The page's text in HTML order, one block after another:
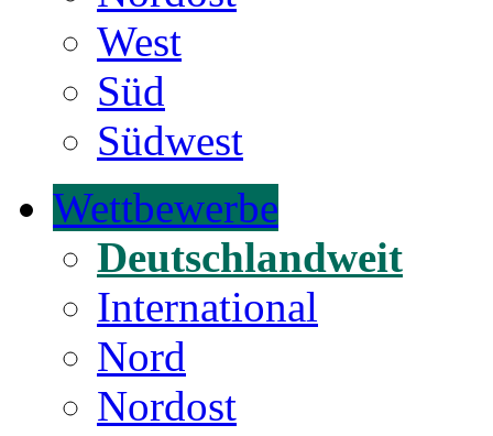
West
Süd
Südwest
Wettbewerbe
Deutschlandweit
International
Nord
Nordost